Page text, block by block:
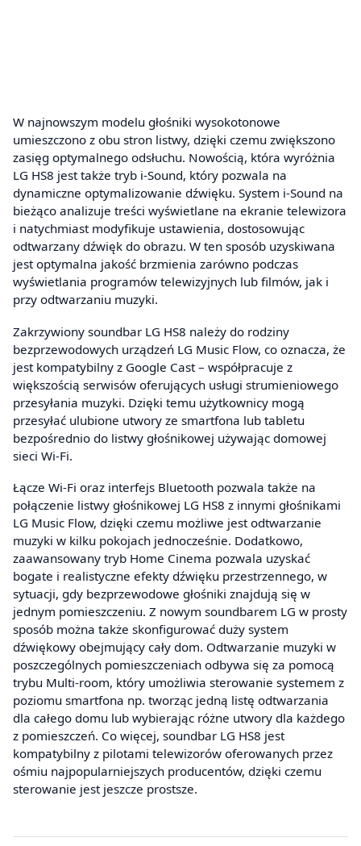
W najnowszym modelu głośniki wysokotonowe
umieszczono z obu stron listwy, dzięki czemu zwiększono
zasięg optymalnego odsłuchu. Nowością, która wyróżnia
LG HS8 jest także tryb i-Sound, który pozwala na
dynamiczne optymalizowanie dźwięku. System i-Sound na
bieżąco analizuje treści wyświetlane na ekranie telewizora
i natychmiast modyfikuje ustawienia, dostosowując
odtwarzany dźwięk do obrazu. W ten sposób uzyskiwana
jest optymalna jakość brzmienia zarówno podczas
wyświetlania programów telewizyjnych lub filmów, jak i
przy odtwarzaniu muzyki.
Zakrzywiony soundbar LG HS8 należy do rodziny
bezprzewodowych urządzeń LG Music Flow, co oznacza, że
jest kompatybilny z Google Cast – współpracuje z
większością serwisów oferujących usługi strumieniowego
przesyłania muzyki. Dzięki temu użytkownicy mogą
przesyłać ulubione utwory ze smartfona lub tabletu
bezpośrednio do listwy głośnikowej używając domowej
sieci Wi-Fi.
Łącze Wi-Fi oraz interfejs Bluetooth pozwala także na
połączenie listwy głośnikowej LG HS8 z innymi głośnikami
LG Music Flow, dzięki czemu możliwe jest odtwarzanie
muzyki w kilku pokojach jednocześnie. Dodatkowo,
zaawansowany tryb Home Cinema pozwala uzyskać
bogate i realistyczne efekty dźwięku przestrzennego, w
sytuacji, gdy bezprzewodowe głośniki znajdują się w
jednym pomieszczeniu. Z nowym soundbarem LG w prosty
sposób można także skonfigurować duży system
dźwiękowy obejmujący cały dom. Odtwarzanie muzyki w
poszczególnych pomieszczeniach odbywa się za pomocą
trybu Multi-room, który umożliwia sterowanie systemem z
poziomu smartfona np. tworząc jedną listę odtwarzania
dla całego domu lub wybierając różne utwory dla każdego
z pomieszczeń. Co więcej, soundbar LG HS8 jest
kompatybilny z pilotami telewizorów oferowanych przez
ośmiu najpopularniejszych producentów, dzięki czemu
sterowanie jest jeszcze prostsze.